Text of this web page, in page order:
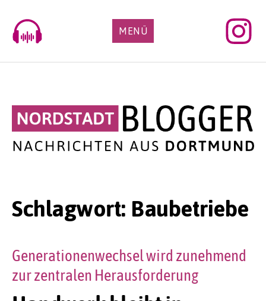
content
MENÜ
Schlagwort: Baubetriebe
Generationenwechsel wird zunehmend
zur zentralen Herausforderung